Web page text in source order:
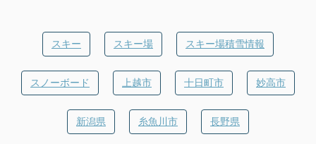
スキー スキー場 スキー場積雪情報
スノーボード 上越市 十日町市 妙高市
新潟県 糸魚川市 長野県